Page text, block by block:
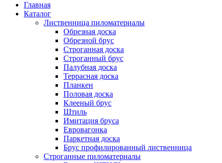
Главная
Каталог
Лиственница пиломатериалы
Обрезная доска
Обрезной брус
Строганная доска
Строганный брус
Палубная доска
Террасная доска
Планкен
Половая доска
Клееный брус
Штиль
Имитация бруса
Евровагонка
Паркетная доска
Брус профилированный лиственница
Строганные пиломатериалы